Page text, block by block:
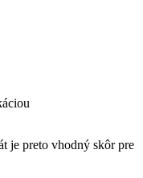
je preto vhodný skôr pre